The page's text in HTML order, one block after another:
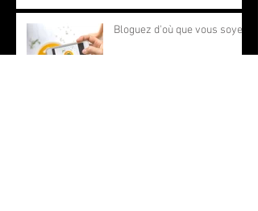
Bloguez d'où que vous soyez